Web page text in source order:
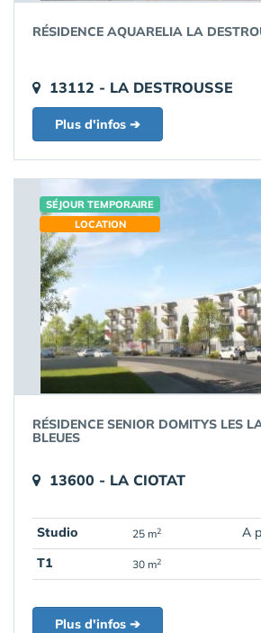
RÉSIDENCE AQUARELIA LA
13112 - LA DESTROUSSE
Plus d'infos ➔
SÉJOUR TEMPORAIRE
LOCATION
RÉSIDENCE SENIOR DOMITYS LES
BLEUES
13600 - LA CIOTAT
Studio 25 m2 A
T1
30 m2
Plus d'infos ➔